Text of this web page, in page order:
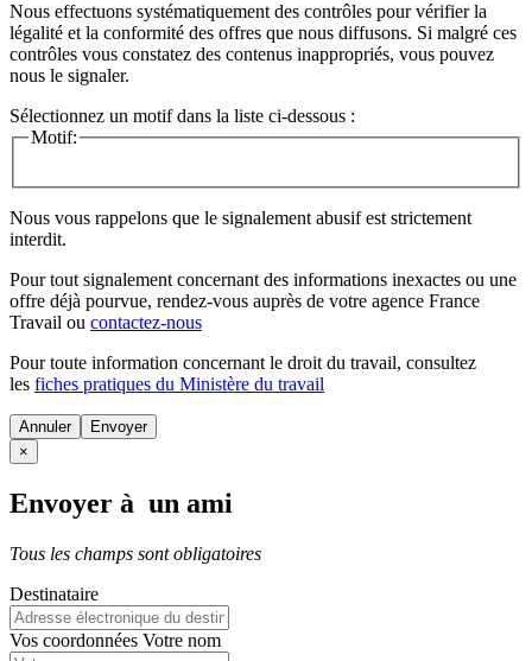
Nous effectuons systématiquement des contrôles pour vérifier la
légalité et la conformité des offres que nous diffusons. Si malgré ces
contrôles vous constatez des contenus inappropriés, vous pouvez
nous le signaler.
Sélectionnez un motif dans la liste ci-dessous :
Motif:
Nous vous rappelons que le signalement abusif est strictement
interdit.
Pour tout signalement concernant des informations inexactes ou une
offre déjà pourvue, rendez-vous auprès de votre agence France
Travail ou contactez-nous
Pour toute information concernant le droit du travail, consultez
les fiches pratiques du Ministère du travail
Annuler
×
Envoyer à un ami
Tous les champs sont obligatoires
Destinataire
Vos coordonnées Votre nom